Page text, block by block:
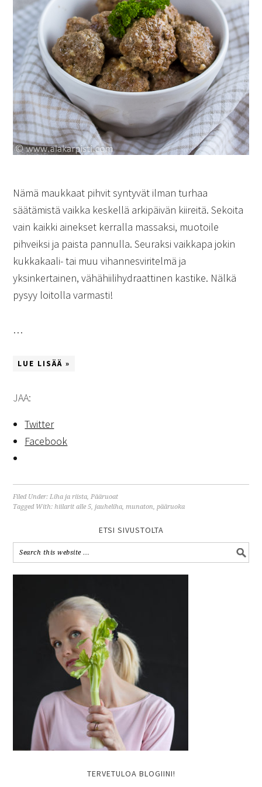
Nämä maukkaat pihvit syntyvät ilman turhaa
säätämistä vaikka keskellä arkipäivän kiireitä. Sekoita
vain kaikki ainekset kerralla massaksi, muotoile
pihveiksi ja paista pannulla. Seuraksi vaikkapa jokin
kukkakaali- tai muu vihannesviritelmä ja
yksinkertainen, vähähiilihydraattinen kastike. Nälkä
pysyy loitolla varmasti!
…
LUE LISÄÄ »
JAA:
Twitter
Facebook
Filed Under:Liha ja riista,Pääruoat
Tagged With:hiilarit alle 5,jauheliha,munaton,pääruoka
ETSI SIVUSTOLTA
TERVETULOA BLOGIINI!